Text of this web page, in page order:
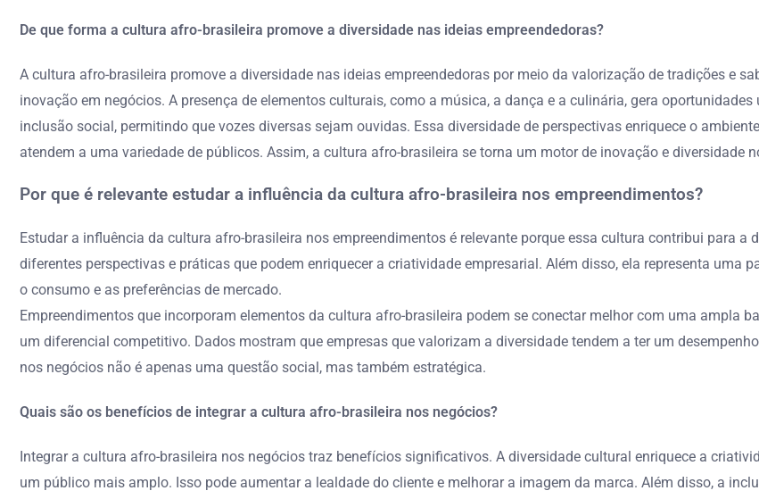
De que forma a cultura afro-brasileira promove a diversidade nas ideias empreendedoras?
A cultura afro-brasileira promove a diversidade nas ideias empreendedoras por meio da valorização de tradições e
inovação em negócios. A presença de elementos culturais, como a música, a dança e a culinária, gera
inclusão social, permitindo que vozes diversas sejam ouvidas. Essa diversidade de perspectivas enriquece o
atendem a uma variedade de públicos. Assim, a cultura afro-brasileira se torna um motor de inovação e diversidade
Por que é relevante estudar a influência da cultura afro-brasileira nos empreendimentos?
Estudar a influência da cultura afro-brasileira nos empreendimentos é relevante porque essa cultura contribui para
diferentes perspectivas e práticas que podem enriquecer a criatividade empresarial. Além disso, ela representa
o consumo e as preferências de mercado.
Empreendimentos que incorporam elementos da cultura afro-brasileira podem se conectar melhor com uma ampla
um diferencial competitivo. Dados mostram que empresas que valorizam a diversidade tendem a ter um
nos negócios não é apenas uma questão social, mas também estratégica.
Quais são os benefícios de integrar a cultura afro-brasileira nos negócios?
Integrar a cultura afro-brasileira nos negócios traz benefícios significativos. A diversidade cultural enriquece a
um público mais amplo. Isso pode aumentar a lealdade do cliente e melhorar a imagem da marca. Além disso, a